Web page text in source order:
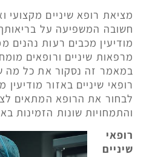
מציאת רופא שיניים מקצועי
חשובה המשפיעה על בריאותך
מודיעין מכבים רעות נהנים
מרפאות שיניים ורופאים
במאמר זה נסקור את כל מה
רופאי שיניים באזור
לבחור את הרופא המתאים
והתמחויות שונות הזמינות
רופאי
שיניים